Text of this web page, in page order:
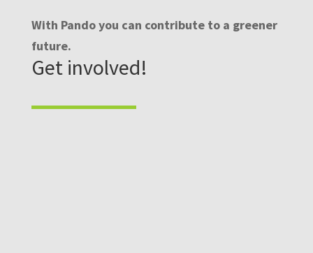
With Pando you can contribute to a greener
future.
Get involved!